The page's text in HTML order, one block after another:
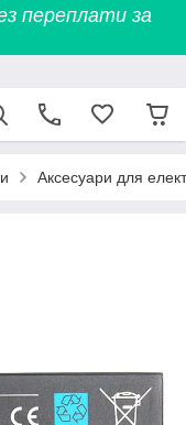
переплати за
Аксесуари для